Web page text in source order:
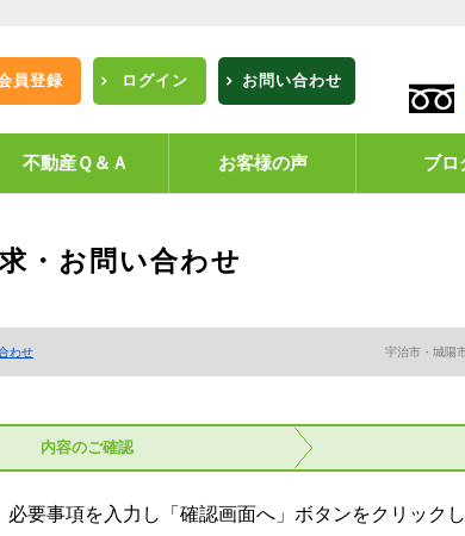
員登録 ログイン お問い合わせ
不動産Ｑ＆Ａ お客様の声 ブロ
・お問い合わせ
わせ 宇治市・城陽
内容のご確認
必要事項を入力し「確認画面へ」ボタンをクリックし